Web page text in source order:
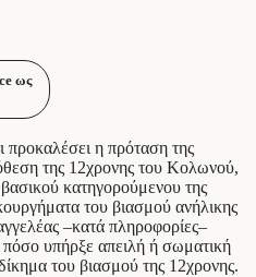
ως
προκαλέσει η πρόταση της
της 12χρονης του Κολωνού,
κατηγορούμενου της
του βιασμού ανήλικης
–κατά πληροφορίες–
πόσο υπήρξε απειλή ή σωματική
του βιασμού της 12χρονης.